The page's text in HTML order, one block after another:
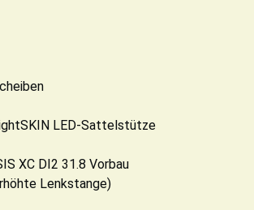
LED-Sattelstütze
XC DI2 31.8 Vorbau
Lenkstange)